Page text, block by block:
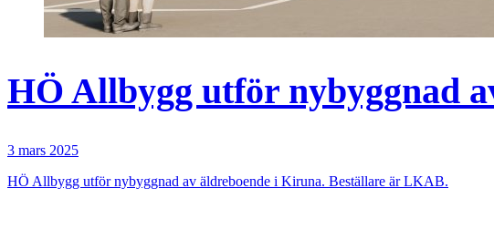
HÖ Allbygg utför nybyggnad
3 mars 2025
HÖ Allbygg utför nybyggnad av äldreboende i Kiruna. Beställare är LKAB.